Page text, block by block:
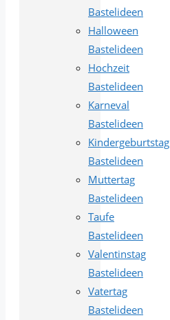
Bastelideen
Halloween
Bastelideen
Hochzeit
Bastelideen
Karneval
Bastelideen
Kindergeburtstag
Bastelideen
Muttertag
Bastelideen
Taufe
Bastelideen
Valentinstag
Bastelideen
Vatertag
Bastelideen